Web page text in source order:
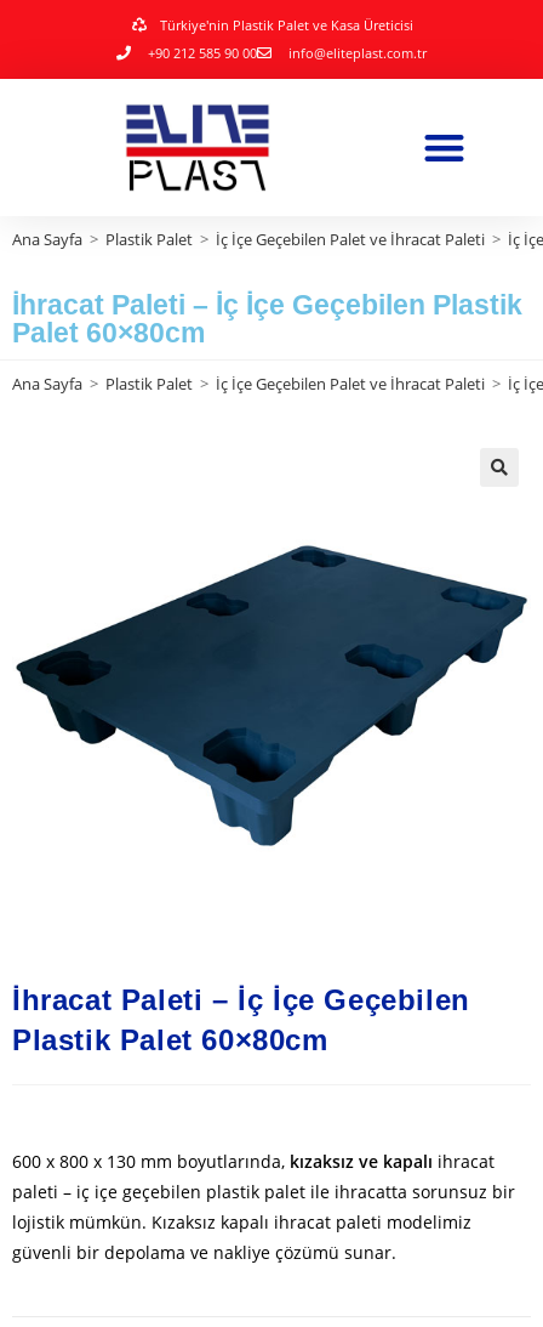
Türkiye'nin Plastik Palet ve Kasa Üreticisi
+90 212 585 90 00
info@eliteplast.com.tr
Ana Sayfa > Plastik Palet > İç İçe Geçebilen Palet ve İhracat Paleti > İç
İhracat Paleti – İç İçe Geçebilen Plastik
Palet 60×80cm
Ana Sayfa > Plastik Palet > İç İçe Geçebilen Palet ve İhracat Paleti > İç
İhracat Paleti – İç İçe Geçebilen
Plastik Palet 60×80cm
600 x 800 x 130 mm boyutlarında, kızaksız ve kapalı ihracat
paleti – iç içe geçebilen plastik palet ile ihracatta sorunsuz bir
lojistik mümkün. Kızaksız kapalı ihracat paleti modelimiz
güvenli bir depolama ve nakliye çözümü sunar.